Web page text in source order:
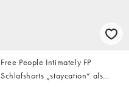
Free People Intimately FP
Schlafshorts „staycation“ als